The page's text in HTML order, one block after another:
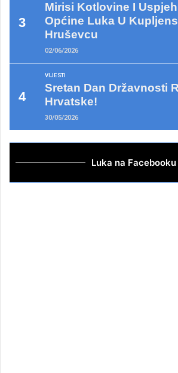
Mirisi Kotlovine I
Općine Luka U
Hruševcu
02/06/2026
VIJESTI
Sretan Dan Državnosti
Hrvatske!
30/05/2026
Luka na Facebooku